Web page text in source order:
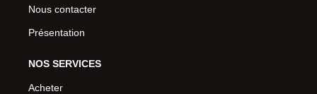
Nous contacter
Présentation
NOS SERVICES
Acheter